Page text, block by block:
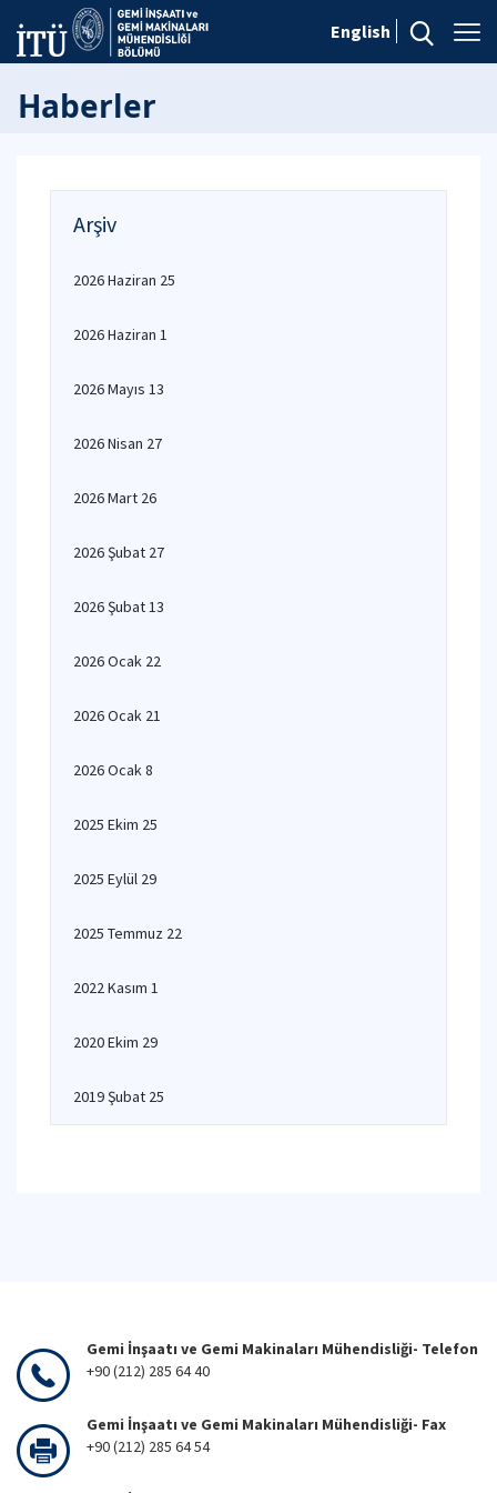
English
Haberler
Arşiv
2026 Haziran 25
2026 Haziran 1
2026 Mayıs 13
2026 Nisan 27
2026 Mart 26
2026 Şubat 27
2026 Şubat 13
2026 Ocak 22
2026 Ocak 21
2026 Ocak 8
2025 Ekim 25
2025 Eylül 29
2025 Temmuz 22
2022 Kasım 1
2020 Ekim 29
2019 Şubat 25
Gemi İnşaatı ve Gemi Makinaları Mühendisliği- Telefon
+90 (212) 285 64 40
Gemi İnşaatı ve Gemi Makinaları Mühendisliği- Fax
+90 (212) 285 64 54